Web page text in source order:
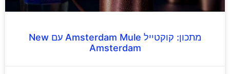
מתכון: קוקטייל Amsterdam Mule עם New
Amsterdam